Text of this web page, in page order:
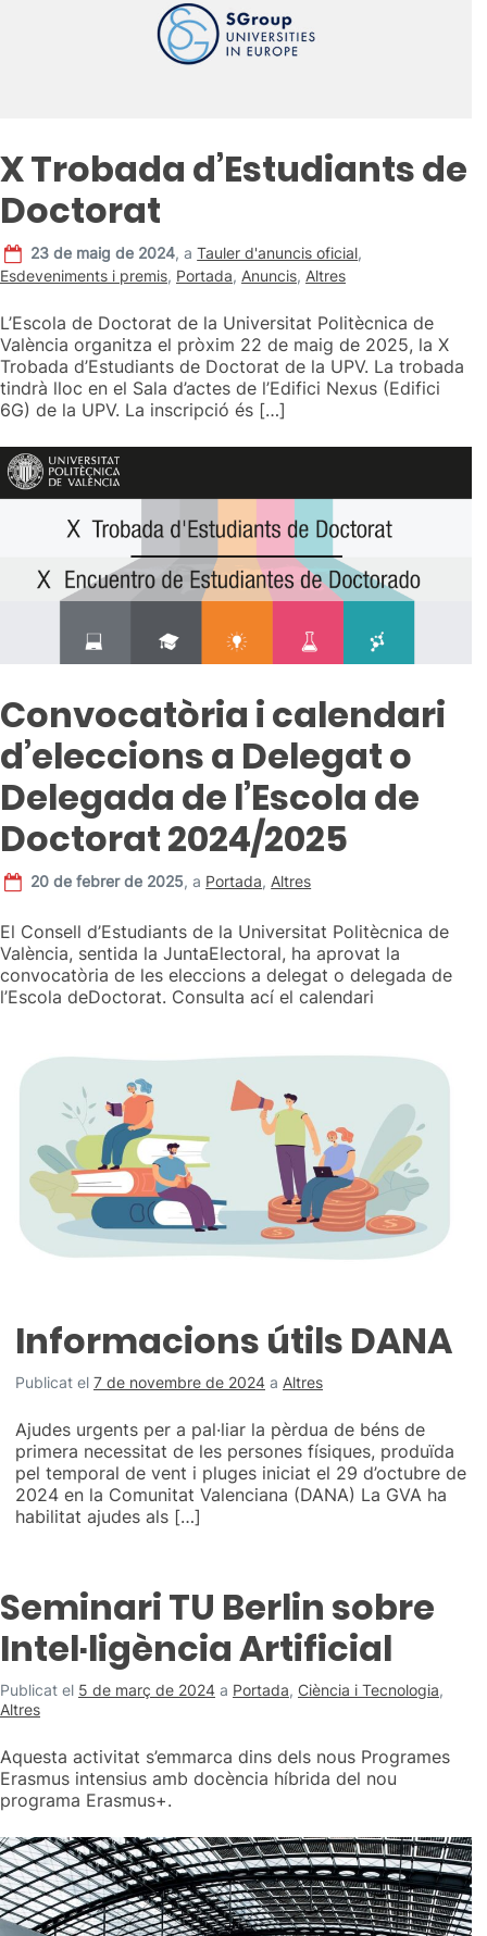
X Trobada d’Estudiants de
Doctorat
23 de maig de 2024,aTauler d'anuncis oficial,
Esdeveniments i premis, Portada, Anuncis, Altres
L’Escola de Doctorat de la Universitat Politècnica de
València organitza el pròxim 22 de maig de 2025, la X
Trobada d’Estudiants de Doctorat de la UPV. La trobada
tindrà lloc en el Sala d’actes de l’Edifici Nexus (Edifici
6G) de la UPV. La inscripció és […]
Convocatòria i calendari
d’eleccions a Delegat o
Delegada de l’Escola de
Doctorat 2024/2025
20 de febrer de 2025,a Portada, Altres
El Consell d’Estudiants de la Universitat Politècnica de
València, sentida la JuntaElectoral, ha aprovat la
convocatòria de les eleccions a delegat o delegada de
l’Escola deDoctorat. Consulta ací el calendari
Informacions útils DANA
Publicat el 7 de novembre de 2024 a Altres
Ajudes urgents per a pal·liar la pèrdua de béns de
primera necessitat de les persones físiques, produïda
pel temporal de vent i pluges iniciat el 29 d’octubre de
2024 en la Comunitat Valenciana (DANA) La GVA ha
habilitat ajudes als […]
Seminari TU Berlin sobre
Intel·ligència Artificial
Publicat el 5 de març de 2024 a Portada, Ciència i Tecnologia,
Altres
Aquesta activitat s’emmarca dins dels nous Programes
Erasmus intensius amb docència híbrida del nou
programa Erasmus+.